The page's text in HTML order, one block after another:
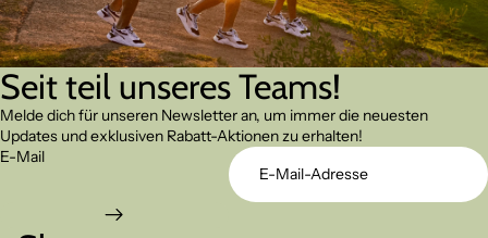
Seit teil unseres Teams!
Melde dich für unseren Newsletter an, um immer die neuesten
Updates und exklusiven Rabatt-Aktionen zu erhalten!
E-Mail